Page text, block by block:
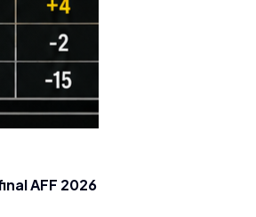
AFF 2026